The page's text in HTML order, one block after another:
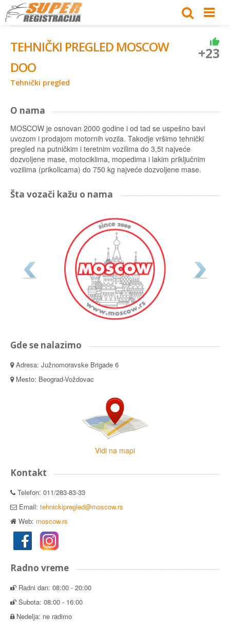
TEHNIČKI PREGLED MOSCOW
DOO
Tehnički pregled
+23
O nama
MOSCOW je osnovan 2000 godine i od tad se uspešno bavi
uvozom i prodajom motornih vozila. Takodje vršimo tehnički
pregled na putničkim i teretnim vozilima do 3,5t najveće
dozvoljene mase, motociklima, mopedima i lakim priključnim
vozilima (prikolicama) do 750 kg najveće dozvoljene mase.
Šta vozači kažu o nama
Gde se nalazimo
Adresa: Južnomoravske Brigade 6
Mesto: Beograd-Voždovac
Vidi na mapi
Kontakt
Telefon: 011/283-83-33
Email: tehnickipregled@moscow.rs
Web: moscow.rs
Radno vreme
Radni dan: 08:00 - 20:00
Subota: 08:00 - 16:00
Nedelja: ne radimo